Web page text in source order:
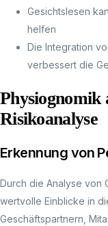
Gesichtslesen
helfen
Die Integration
verbessert die
Physiognomik
Risikoanalyse
Erkennung von
Durch die Analyse von
wertvolle Einblicke in
Geschäftspartnern,